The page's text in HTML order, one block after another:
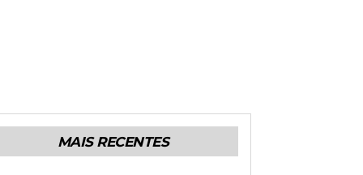
MAIS RECENTES